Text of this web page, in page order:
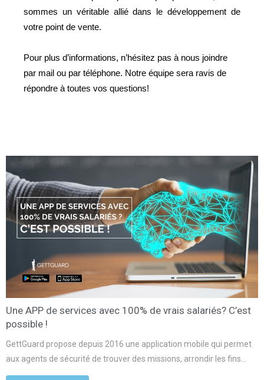
sommes un véritable allié dans le développement de
votre point de vente.
Pour plus d’informations, n’hésitez pas à nous joindre
par mail ou par téléphone. Notre équipe sera ravis de
répondre à toutes vos questions!
Une APP de services avec 100% de vrais salariés? C’est
possible !
GettGuard propose depuis 2016 une application mobile qui permet
aux agents de sécurité de trouver des missions, arrondir les fins…